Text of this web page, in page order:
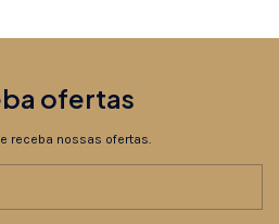
ofertas
receba nossas ofertas.